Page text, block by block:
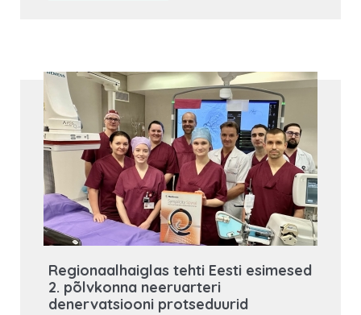
Regionaalhaiglas tehti Eesti esimesed
2. põlvkonna neeruarteri
denervatsiooni protseduurid